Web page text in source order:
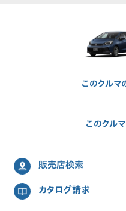
このクルマ
このクル
販売店検索
カタログ請求